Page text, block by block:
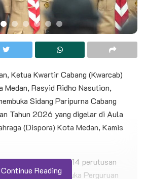
Ketua Kwartir Cabang (Kwarcab)
Medan, Rasyid Ridho Nasution,
Sidang Paripurna Cabang
Tahun 2026 yang digelar di Aula
(Dispora) Kota Medan, Kamis
32 peserta dari 14 perutusan
dan lima Pramuka Perguruan
Continue Reading